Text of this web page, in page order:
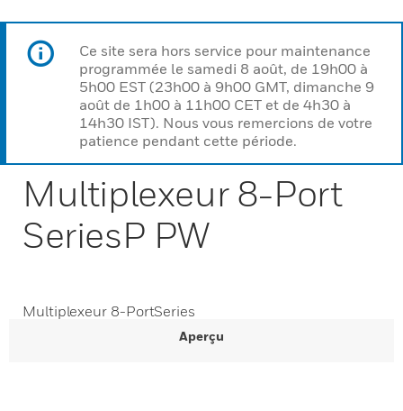
Ce site sera hors service pour maintenance
programmée le samedi 8 août, de 19h00 à
5h00 EST (23h00 à 9h00 GMT, dimanche 9
août de 1h00 à 11h00 CET et de 4h30 à
14h30 IST). Nous vous remercions de votre
patience pendant cette période.
Multiplexeur 8-Port
SeriesP PW
Multiplexeur 8-PortSeries
Aperçu